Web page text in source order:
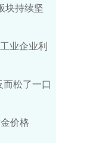
块持续坚
业企业利
松了一口
价格